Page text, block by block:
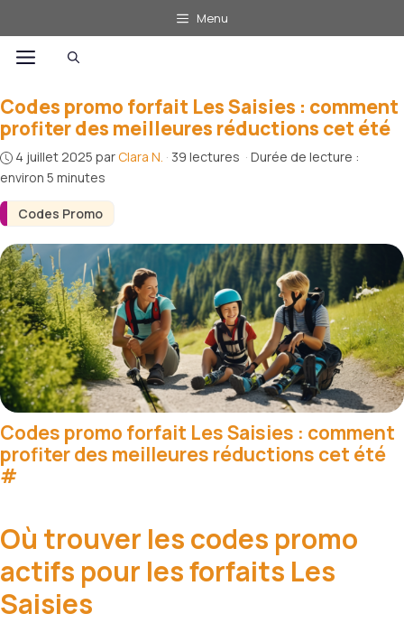
au
contenu
Menu
Menu
Codes Promo
Codes promo forfait Les Saisies : comment
profiter des meilleures réductions cet été
4 juillet 2025 par Clara N. · 39 lectures · Durée de lecture :
environ 5 minutes
Codes promo forfait Les Saisies : comment
profiter des meilleures réductions cet été
#
Où trouver les codes promo
actifs pour les forfaits Les
Saisies